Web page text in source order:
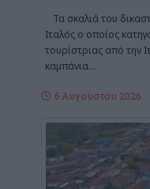
Τα σκαλιά του
Ιταλός ο οποίος
τουρίστριας από την
καμπάνια…
6 Αυγούστου 2026